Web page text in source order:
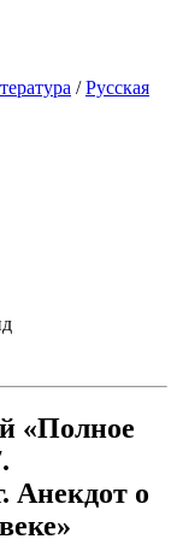
/Русская
«Полное
Анекдот о